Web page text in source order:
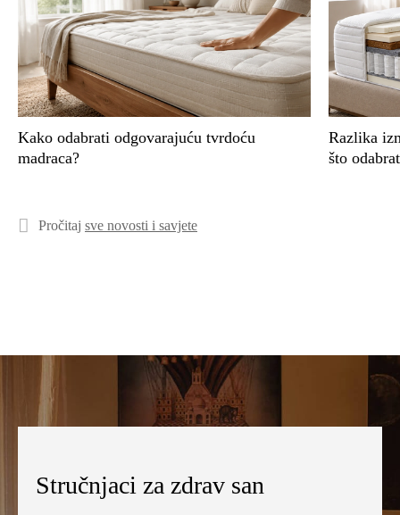
Kako odabrati odgovarajuću tvrdoću
madraca?
Razlika
što
Rijeka spava bolje - Hespo salon slavi
rođendan!
Split
Kako odabrati odgovarajuću tvrdoću
madraca?
Razlika
Rođendansko slavlje u Hespo salonu Zadar –
vrijeme je za udobnost koja se osjeti
Pročitaj sve novosti i savjete
Stručnjaci za zdrav san